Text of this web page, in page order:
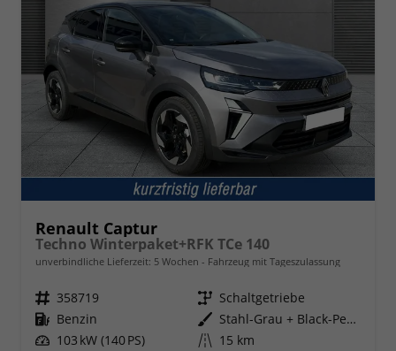
Renault Captur
Techno Winterpaket+RFK TCe 140
unverbindliche Lieferzeit: 5 Wochen Fahrzeug mit Tageszulassung
Fahrzeugnr. 358719 Getriebe Schaltgetriebe
Kraftstoff Benzin Außenfarbe
Stahl-Grau + Black-Pearl-Schwarz
Leistung 103 kW (140 PS) Kilometerstand 15 km